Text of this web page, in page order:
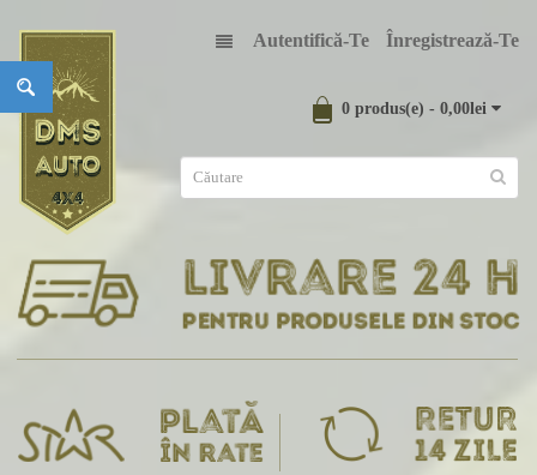
Autentifică-Te Înregistrează-Te
0 produs(e) - 0,00lei